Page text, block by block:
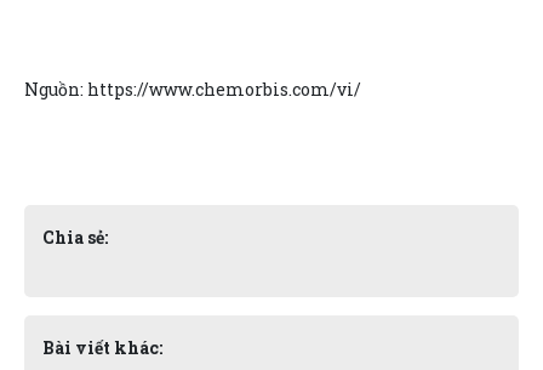
Nguồn: https://www.chemorbis.com/vi/
Chia sẻ:
Bài viết khác: